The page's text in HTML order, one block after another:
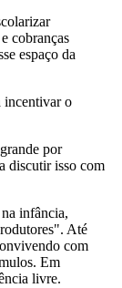
cobranças
espaço da
incentivar o
por
discutir isso com
infância,
Até
com
Em
livre.